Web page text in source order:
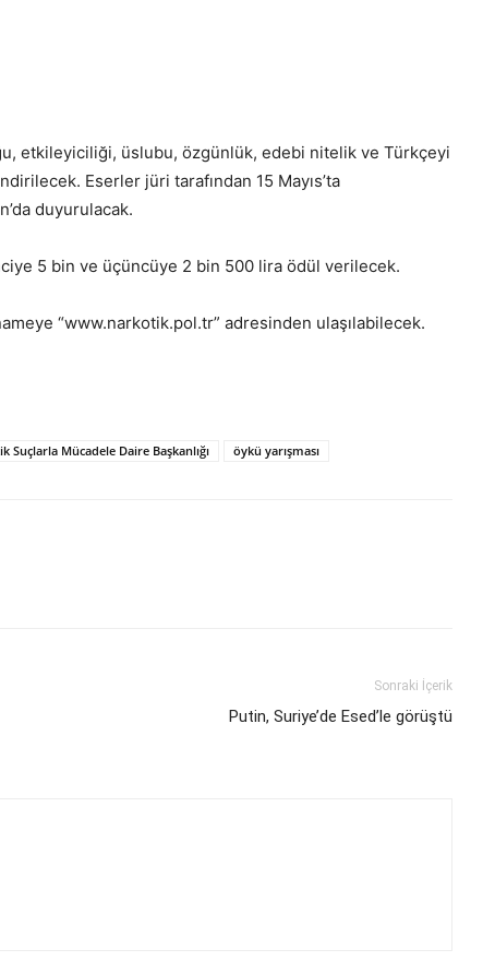
etkileyiciliği, üslubu, özgünlük, edebi nitelik ve Türkçeyi
Eserler jüri tarafından 15 Mayıs’ta
duyurulacak.
5 bin ve üçüncüye 2 bin 500 lira ödül verilecek.
“www.narkotik.pol.tr” adresinden ulaşılabilecek.
Suçlarla Mücadele Daire Başkanlığı öykü yarışması
Sonraki İçerik
Putin, Suriye’de Esed’le görüştü